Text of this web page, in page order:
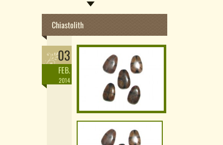
Chiastolith
03
FEB.
2014